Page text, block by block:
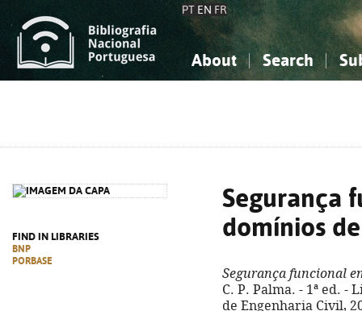
PT EN FR
About Search
FIND IN LIBRARIES
BNP
PORBASE
Segurança
domínios
Segurança funcional
C. P. Palma. - 1ª ed. -
de Engenharia Civil,